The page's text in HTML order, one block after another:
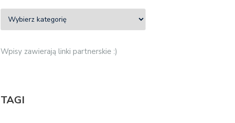
Wpisy zawierają linki partnerskie :)
TAGI